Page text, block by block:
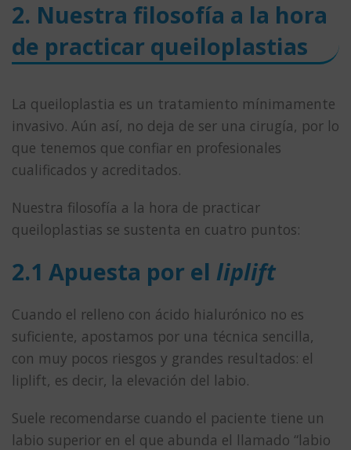
2. Nuestra filosofía a la hora
de practicar queiloplastias
La queiloplastia es un tratamiento mínimamente
invasivo. Aún así, no deja de ser una cirugía, por lo
que tenemos que confiar en profesionales
cualificados y acreditados.
Nuestra filosofía a la hora de practicar
queiloplastias se sustenta en cuatro puntos:
2.1 Apuesta por el liplift
Cuando el relleno con ácido hialurónico no es
suficiente, apostamos por una técnica sencilla,
con muy pocos riesgos y grandes resultados: el
liplift, es decir, la elevación del labio.
Suele recomendarse cuando el paciente tiene un
labio superior en el que abunda el llamado “labio